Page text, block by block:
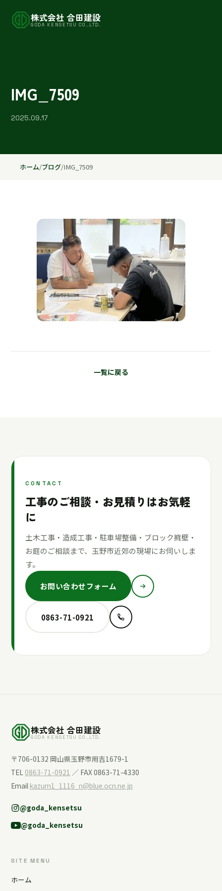
株式会社 合田建設
GODA KENSETSU CO.,LTD.
IMG_7509
2025.09.17
ホーム/ブログ/IMG_7509
一覧に戻る
CONTACT
工事のご相談・お見積りはお気軽
に
土木工事・造成工事・駐車場整備・ブロック擁壁・
お庭のご相談まで、玉野市近郊の現場にお伺いしま
す。
お問い合わせフォーム
0863-71-0921
株式会社 合田建設
GODA KENSETSU CO.,LTD.
〒706-0132 岡山県玉野市用吉1679-1
TEL 0863-71-0921 ／ FAX 0863-71-4330
Email kazum1_1116_n@blue.ocn.ne.jp
@goda_kensetsu
@goda_kensetsu
SITE MENU
ホーム